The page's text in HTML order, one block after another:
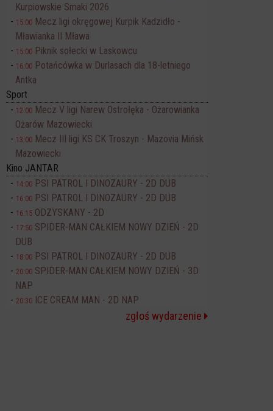
Kurpiowskie Smaki 2026
15:00 Mecz ligi okręgowej Kurpik Kadzidło -
Mławianka II Mława
15:00 Piknik sołecki w Laskowcu
16:00 Potańcówka w Durlasach dla 18-letniego
Antka
Sport
12:00 Mecz V ligi Narew Ostrołęka - Ożarowianka
Ożarów Mazowiecki
13:00 Mecz III ligi KS CK Troszyn - Mazovia Mińsk
Mazowiecki
Kino JANTAR
14:00 PSI PATROL I DINOZAURY - 2D DUB
16:00 PSI PATROL I DINOZAURY - 2D DUB
16:15 ODZYSKANY - 2D
17:50 SPIDER-MAN CAŁKIEM NOWY DZIEŃ - 2D
DUB
18:00 PSI PATROL I DINOZAURY - 2D DUB
20:00 SPIDER-MAN CAŁKIEM NOWY DZIEŃ - 3D
NAP
20:30 ICE CREAM MAN - 2D NAP
zgłoś wydarzenie